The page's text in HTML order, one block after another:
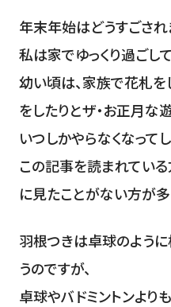
年末年始はどうすごされ
私は家でゆっくり過ごし
幼い頃は、家族で花札を
をしたりとザ・お正月な
いつしかやらなくなって
この記事を読まれてい
に見たことがない方が多
羽根つきは卓球のよう
うのですが、
卓球やバドミントンより